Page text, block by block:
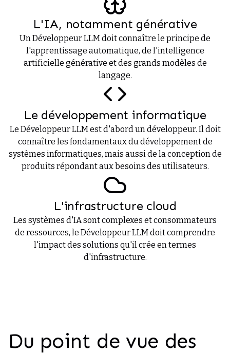
L'IA, notamment générative
Un Développeur LLM doit connaître le principe de
l'apprentissage automatique, de l'intelligence
artificielle générative et des grands modèles de
langage.
Le développement informatique
Le Développeur LLM est d'abord un développeur. Il doit
connaître les fondamentaux du développement de
systèmes informatiques, mais aussi de la conception de
produits répondant aux besoins des utilisateurs.
L'infrastructure cloud
Les systèmes d'IA sont complexes et consommateurs
de ressources, le Développeur LLM doit comprendre
l'impact des solutions qu'il crée en termes
d'infrastructure.
Du point de vue des